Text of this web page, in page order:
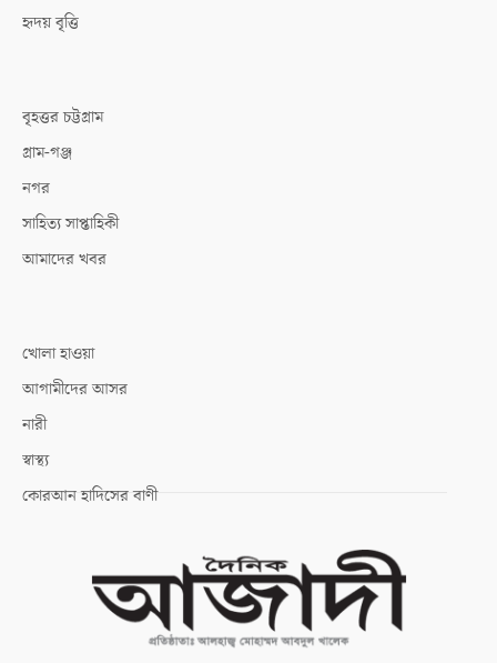
হৃদয় বৃত্তি
বৃহত্তর চট্টগ্রাম
গ্রাম-গঞ্জ
নগর
সাহিত্য সাপ্তাহিকী
আমাদের খবর
খোলা হাওয়া
আগামীদের আসর
নারী
স্বাস্থ্য
কোরআন হাদিসের বাণী